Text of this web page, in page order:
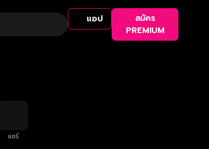
แอป
สมัคร
PREMIUM
แชร์